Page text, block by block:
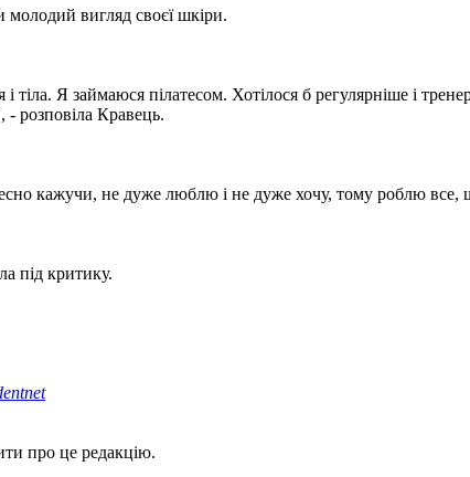
молодий вигляд своєї шкіри.
Я займаюся пілатесом. Хотілося б регулярніше і
розповіла Кравець.
кажучи, не дуже люблю і не дуже хочу, тому роблю все,
під критику.
про це редакцію.